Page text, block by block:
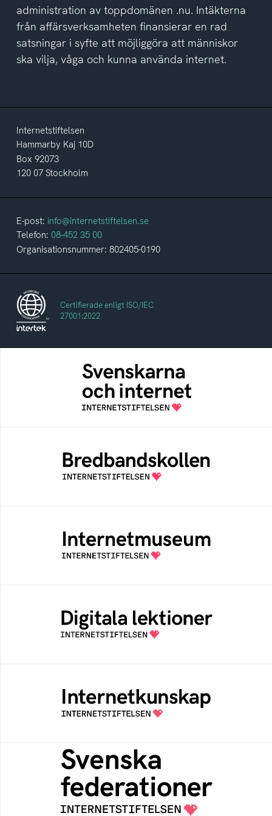
administration av toppdomänen .nu. Intäkterna
från affärsverksamheten finansierar en rad
satsningar i syfte att möjliggöra att människor
ska vilja, våga och kunna använda internet.
Internetstiftelsen
Hammarby Kaj 10D
Box 92073
120 07 Stockholm
E-post: info@internetstiftelsen.se
Telefon: 08-452 35 00
Organisationsnummer: 802405-0190
Certifierade enligt ISO/IEC
27001:2022
Svenskarna och internet
En årlig studie av svenska folkets
internetvanor
Bredbandskollen är ett oberoende
konsumentverktyg som drivs av
Internetstiftelsen
Ett digitalt museum som byggts, och kureras
av Internetstiftelsen
Öppen digital lärresurs med färdiga lektioner
för alla stadier i grundskolan
Samlad kunskap som hjälper dig att bli en
säker och medveten internetanvändare
Svenska federationer
Grunden för medlemskap i en sektors- eller
kontextspecifik federation